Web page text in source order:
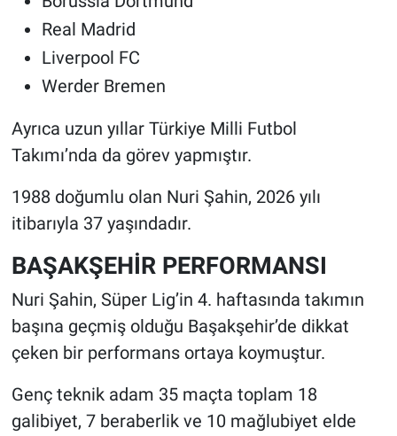
Real Madrid
Liverpool FC
Werder Bremen
Ayrıca uzun yıllar Türkiye Milli Futbol
Takımı’nda da görev yapmıştır.
1988 doğumlu olan Nuri Şahin, 2026 yılı
itibarıyla 37 yaşındadır.
BAŞAKŞEHİR PERFORMANSI
Nuri Şahin, Süper Lig’in 4. haftasında takımın
başına geçmiş olduğu Başakşehir’de dikkat
çeken bir performans ortaya koymuştur.
Genç teknik adam 35 maçta toplam 18
galibiyet, 7 beraberlik ve 10 mağlubiyet elde